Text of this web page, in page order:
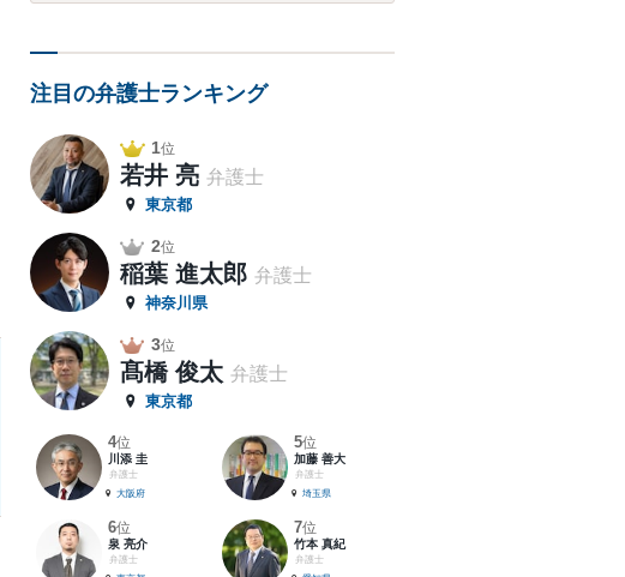
注目の弁護士ランキング
1位
若井 亮 弁護士
東京都
2位
稲葉 進太郎 弁護士
神奈川県
3位
髙橋 俊太 弁護士
東京都
4位
川添 圭
弁護士
大阪府
5位
加藤 善大
弁護士
埼玉県
6位
泉 亮介
弁護士
7位
竹本 真紀
弁護士